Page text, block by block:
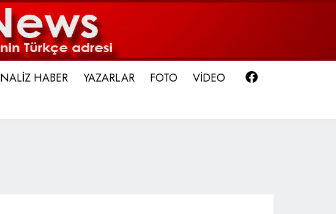
HABER YAZARLAR FOTO VİDEO